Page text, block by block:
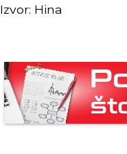
Izvor: Hina